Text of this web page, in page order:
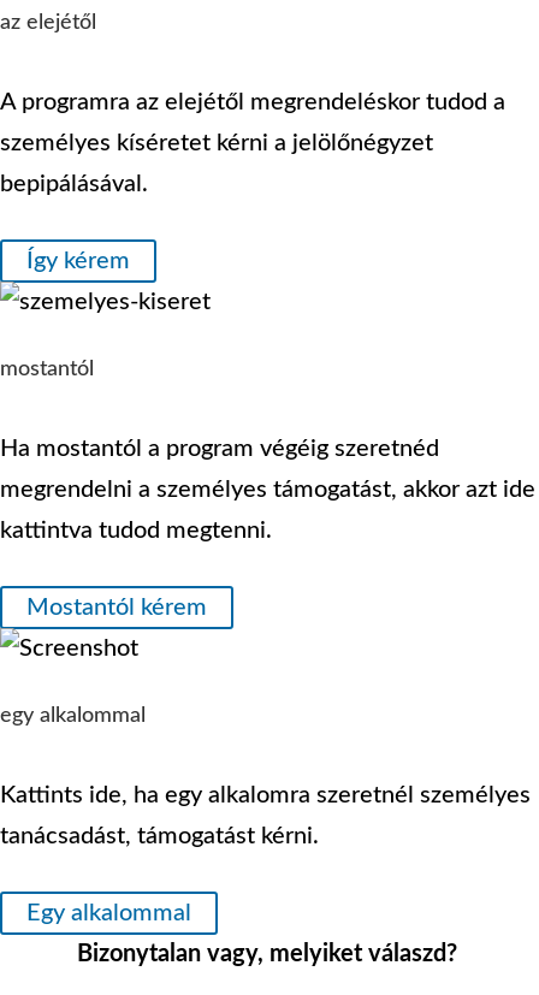
az elejétől
A programra az elejétől megrendeléskor tudod a
személyes kíséretet kérni a jelölőnégyzet
bepipálásával.
Így kérem
mostantól
Ha mostantól a program végéig szeretnéd
megrendelni a személyes támogatást, akkor azt ide
kattintva tudod megtenni.
Mostantól kérem
egy alkalommal
Kattints ide, ha egy alkalomra szeretnél személyes
tanácsadást, támogatást kérni.
Egy alkalommal
Bizonytalan vagy, melyiket válaszd?